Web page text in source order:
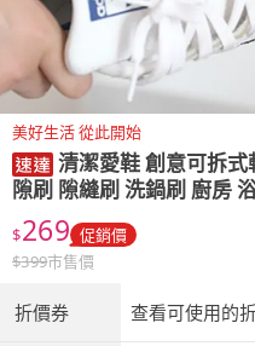
美好生活 從此開始
清潔愛鞋創意可拆式
隙刷 隙縫刷 洗鍋刷 廚房
$269 促銷價
$399市售價
折價券 查看可使用的